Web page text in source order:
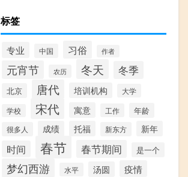
标签
专业 中国 习俗 作者
元宵节 农历 冬天 冬季
北京 唐代 培训机构 大学
学校 宋代 寓意 工作 年龄
很多人 成绩 托福 新东方 新年
时间 春节 春节期间 是一个
梦幻西游 水平 汤圆 疫情